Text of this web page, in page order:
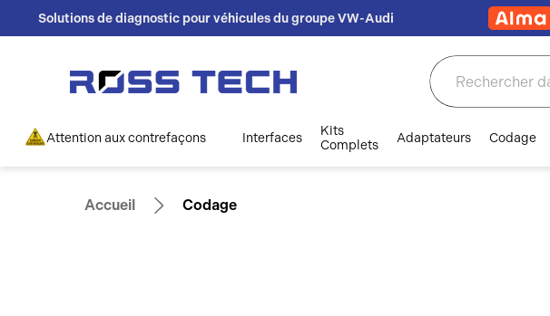
Solutions de diagnostic pour véhicules du groupe VW-Audi
Rechercher
Interfaces
Kits
Complets
Adaptateurs Codage
Attention aux contrefaçons
Accueil Codage